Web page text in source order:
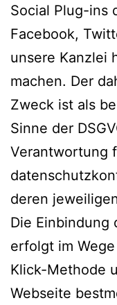
Social Plug-ins
Facebook,
unsere Kanzlei
machen. Der
Zweck ist als
Sinne der
Verantwortung
deren
Die Einbindung
erfolgt im
Klick-Methode
Webseite